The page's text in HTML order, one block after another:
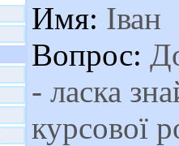
Имя: Іван
Вопрос:
- ласка
курсової